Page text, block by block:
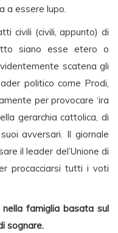
a essere lupo.
civili (civili, appunto) di
siano esse etero o
scatena gli
politico come Prodi,
per provocare ‘ira
gerarchia cattolica, di
avversari. Il giornale
il leader del’Unione di
procacciarsi tutti i voti
famiglia basata sul
sognare.